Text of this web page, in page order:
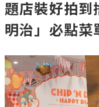
題店裝好拍到
明治」必點菜